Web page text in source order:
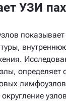
УЗИ
показывает
внутреннюю
определяет